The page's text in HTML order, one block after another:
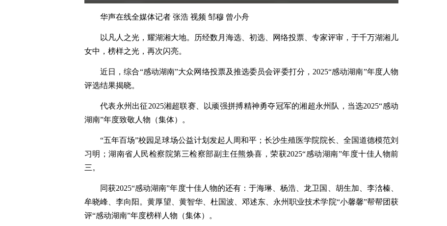
华声在线全媒体记者 张浩 视频 邹穆 曾小舟
以凡人之光，耀湖湘大地。历经数月海选、初选、网络投票、专家评审，于千万湖湘儿
女中，榜样之光，再次闪亮。
近日，综合“感动湖南”大众网络投票及推选委员会评委打分，2025“感动湖南”年度人物
评选结果揭晓。
代表永州出征2025湘超联赛、以顽强拼搏精神勇夺冠军的湘超永州队，当选2025“感动
湖南”年度致敬人物（集体）。
“五年百场”校园足球场公益计划发起人周和平；长沙生殖医学院院长、全国道德模范刘
习明；湖南省人民检察院第三检察部副主任熊焕喜，荣获2025“感动湖南”年度十佳人物前
三。
同获2025“感动湖南”年度十佳人物的还有：于海琳、杨浩、龙卫国、胡生加、李浛榛、
牟晓峰、李向阳。黄厚望、黄智华、杜国波、邓述东、永州职业技术学院“小馨馨”帮帮团获
评“感动湖南”年度榜样人物（集体）。